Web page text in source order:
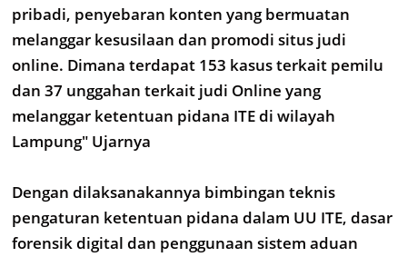
pribadi, penyebaran konten yang bermuatan
melanggar kesusilaan dan promodi situs judi
online. Dimana terdapat 153 kasus terkait pemilu
dan 37 unggahan terkait judi Online yang
melanggar ketentuan pidana ITE di wilayah
Lampung" Ujarnya
Dengan dilaksanakannya bimbingan teknis
pengaturan ketentuan pidana dalam UU ITE, dasar
forensik digital dan penggunaan sistem aduan